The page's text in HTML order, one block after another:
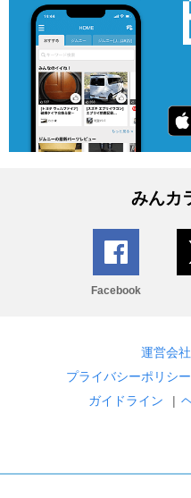
みんカ
Facebook
運営会社
プライバシーポリシー
ガイドライン
|